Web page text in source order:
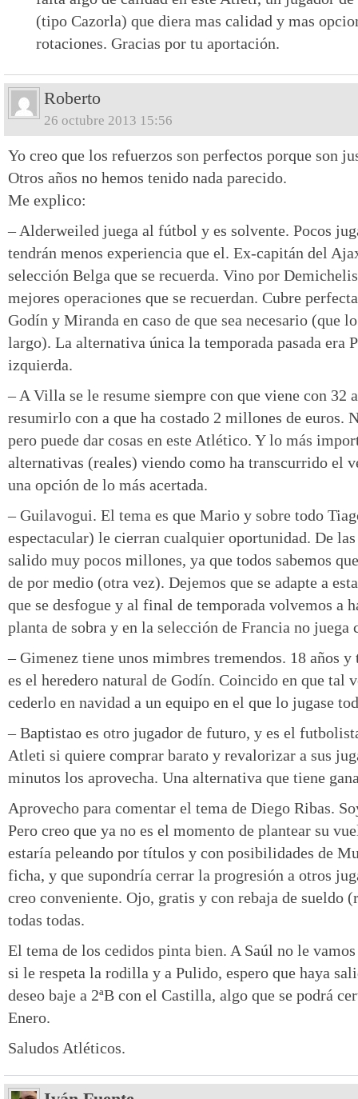
(tipo Cazorla) que diera mas calidad y mas
rotaciones. Gracias por tu aportación.
Roberto
26 octubre 2013 15:56
Yo creo que los refuerzos son perfectos porque son
Otros años no hemos tenido nada parecido.
Me explico:
– Alderweiled juega al fútbol y es solvente. Pocos
tendrán menos experiencia que el. Ex-capitán del
selección Belga que se recuerda. Vino por
mejores operaciones que se recuerdan. Cubre
Godín y Miranda en caso de que sea necesario (que
largo). La alternativa única la temporada pasada era
izquierda.
– A Villa se le resume siempre con que viene con 32
resumirlo con a que ha costado 2 millones de euros.
pero puede dar cosas en este Atlético. Y lo más
alternativas (reales) viendo como ha transcurrido el
una opción de lo más acertada.
– Guilavogui. El tema es que Mario y sobre todo
espectacular) le cierran cualquier oportunidad. De
salido muy pocos millones, ya que todos sabemos
de por medio (otra vez). Dejemos que se adapte a
que se desfogue y al final de temporada volvemos a
planta de sobra y en la selección de Francia no juega
– Gimenez tiene unos mimbres tremendos. 18 años
es el heredero natural de Godín. Coincido en que tal
cederlo en navidad a un equipo en el que lo jugase
– Baptistao es otro jugador de futuro, y es el
Atleti si quiere comprar barato y revalorizar a sus
minutos los aprovecha. Una alternativa que tiene
Aprovecho para comentar el tema de Diego Ribas.
Pero creo que ya no es el momento de plantear su
estaría peleando por títulos y con posibilidades de
ficha, y que supondría cerrar la progresión a otros
creo conveniente. Ojo, gratis y con rebaja de sueldo
todas todas.
El tema de los cedidos pinta bien. A Saúl no le
si le respeta la rodilla y a Pulido, espero que haya
deseo baje a 2ªB con el Castilla, algo que se podrá
Enero.
Saludos Atléticos.